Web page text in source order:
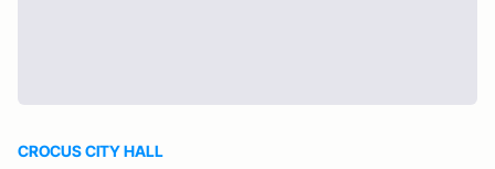
CROCUS CITY HALL